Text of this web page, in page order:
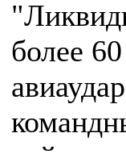
более